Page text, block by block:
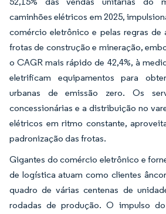
caminhões elétricos em 2025,
comércio eletrônico e pelas regras de
frotas de construção e mineração,
o CAGR mais rápido de 42,4%, à
eletrificam equipamentos para
urbanas de emissão zero. Os
concessionárias e a distribuição no
elétricos em ritmo constante,
padronização das frotas.
Gigantes do comércio eletrônico e
de logística atuam como clientes
quadro de várias centenas de
rodadas de produção. O impulso